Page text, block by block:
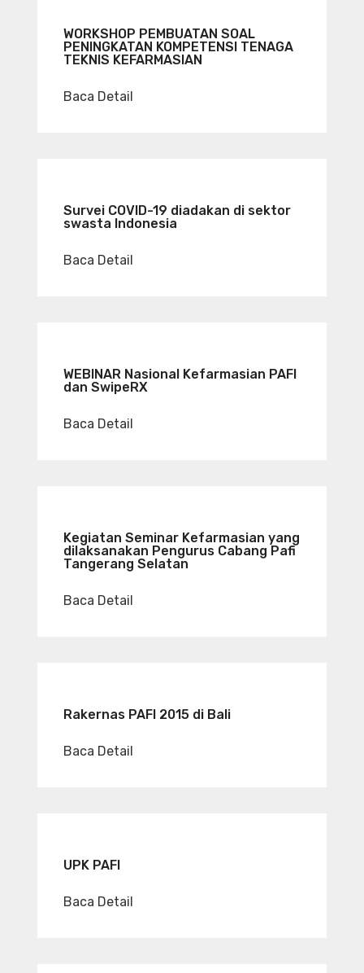
WORKSHOP PEMBUATAN SOAL
PENINGKATAN KOMPETENSI TENAGA
TEKNIS KEFARMASIAN
Baca Detail
Survei COVID-19 diadakan di sektor
swasta Indonesia
Baca Detail
WEBINAR Nasional Kefarmasian PAFI
dan SwipeRX
Baca Detail
Kegiatan Seminar Kefarmasian yang
dilaksanakan Pengurus Cabang Pafi
Tangerang Selatan
Baca Detail
Rakernas PAFI 2015 di Bali
Baca Detail
UPK PAFI
Baca Detail